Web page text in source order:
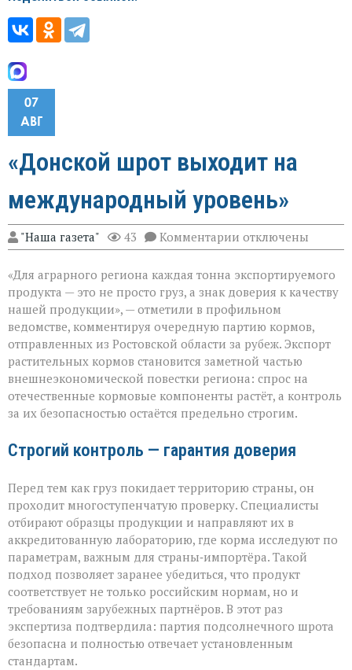
07
АВГ
«Донской шрот выходит на
международный уровень»
"Наша газета" 43 Комментарии к
записи
шрот
выходит
международный
уровень»
отключены
«Для аграрного региона каждая тонна экспортируемого
продукта — это не просто груз, а знак доверия к качеству
нашей продукции», — отметили в профильном
ведомстве, комментируя очередную партию кормов,
отправленных из Ростовской области за рубеж. Экспорт
растительных кормов становится заметной частью
внешнеэкономической повестки региона: спрос на
отечественные кормовые компоненты растёт, а контроль
за их безопасностью остаётся предельно строгим.
Строгий контроль — гарантия доверия
Перед тем как груз покидает территорию страны, он
проходит многоступенчатую проверку. Специалисты
отбирают образцы продукции и направляют их в
аккредитованную лабораторию, где корма исследуют по
параметрам, важным для страны‑импортёра. Такой
подход позволяет заранее убедиться, что продукт
соответствует не только российским нормам, но и
требованиям зарубежных партнёров. В этот раз
экспертиза подтвердила: партия подсолнечного шрота
безопасна и полностью отвечает установленным
стандартам.